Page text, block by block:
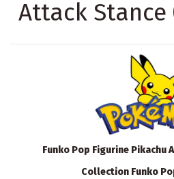
Attack Stance
Funko Pop Figurine Pikachu
Collection Funko